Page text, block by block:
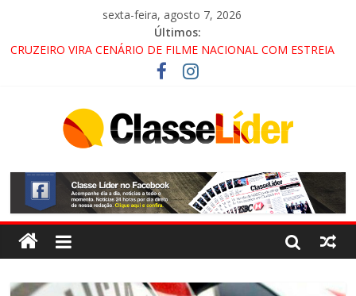
sexta-feira, agosto 7, 2026
Últimos:
CRUZEIRO VIRA CENÁRIO DE FILME NACIONAL COM ESTREIA
PROMOTOR DO GAECO
ACESSO À APARECIDA NA DUTRA SERÁ BLOQUEADO NO FIM
ALTERNATIVAS
LORENA, PINDAMONHANGABA E QUELUZ NA RETA FINAL
PELA FÁBRICA DA COCA-COLA!